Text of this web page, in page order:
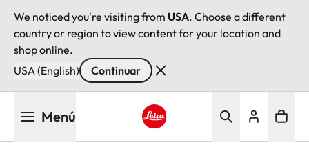
We noticed you're visiting from USA. Choose a different
country or region to view content for your location and
shop online.
USA (English)
Continuar
Menú